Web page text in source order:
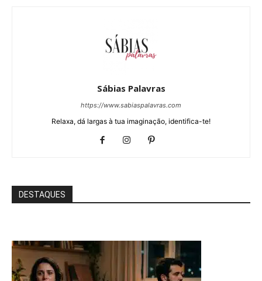
Sábias Palavras
https://www.sabiaspalavras.com
Relaxa, dá largas à tua imaginação, identifica-te!
DESTAQUES